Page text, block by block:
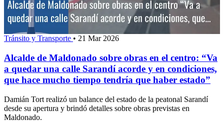
Tránsito y Transporte • 21 Mar 2026
Alcalde de Maldonado sobre obras en el centro: “Va
a quedar una calle Sarandí acorde y en condiciones,
que hace mucho tiempo tendría que haber estado”
Damián Tort realizó un balance del estado de la peatonal Sarandí
desde su apertura y brindó detalles sobre obras previstas en
Maldonado.